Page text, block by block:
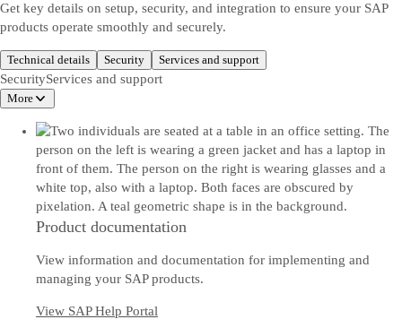
Get key details on setup, security, and integration to ensure your SAP
products operate smoothly and securely.
Technical details Security Services and support
SecurityServices and support
More
Product documentation
View information and documentation for implementing and
managing your SAP products.
View SAP Help Portal